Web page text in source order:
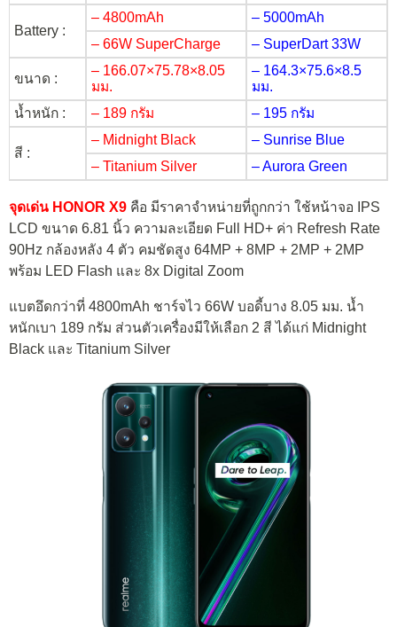
Battery :
– 4800mAh
– 5000mAh
– 66W SuperCharge
– SuperDart 33W
ขนาด :
– 166.07×75.78×8.05
มม.
– 164.3×75.6×8.5
มม.
น้ำหนัก :
– 189 กรัม – 195 กรัม
สี :
– Midnight Black
– Sunrise Blue
– Titanium Silver
– Aurora Green
จุดเด่น HONOR X9 คือ มีราคาจำหน่ายที่ถูกกว่า ใช้หน้าจอ IPS
LCD ขนาด 6.81 นิ้ว ความละเอียด Full HD+ ค่า Refresh Rate
90Hz กล้องหลัง 4 ตัว คมชัดสูง 64MP + 8MP + 2MP + 2MP
พร้อม LED Flash และ 8x Digital Zoom
แบตอึดกว่าที่ 4800mAh ชาร์จไว 66W บอดี้บาง 8.05 มม. น้ำ
หนักเบา 189 กรัม ส่วนตัวเครื่องมีให้เลือก 2 สี ได้แก่ Midnight
Black และ Titanium Silver